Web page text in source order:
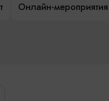
Онлайн-мероприятия